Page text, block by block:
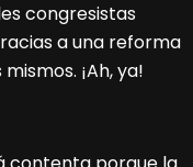
congresistas
a una reforma
¡Ah, ya!